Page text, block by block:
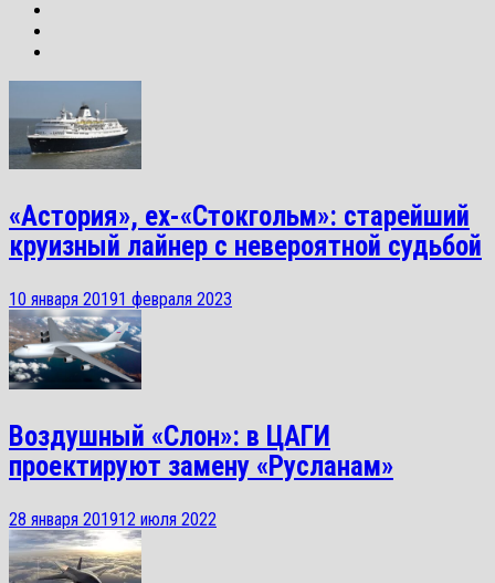
«Астория», ex-«Стокгольм»: старейший
круизный лайнер с невероятной судьбой
10 января 20191 февраля 2023
Воздушный «Слон»: в ЦАГИ
проектируют замену «Русланам»
28 января 201912 июля 2022